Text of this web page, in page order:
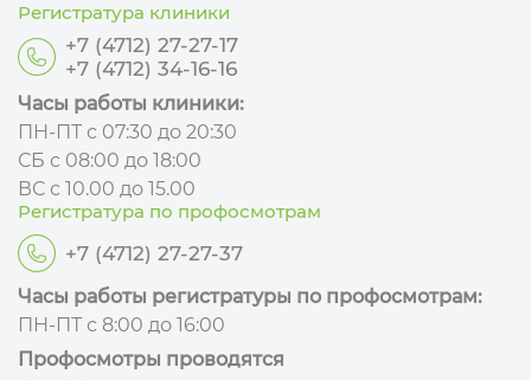
Регистратура клиники
+7 (4712) 27-27-17
+7 (4712) 34-16-16
Регистратура по профосмотрам
+7 (4712) 27-27-37
Часы работы клиники:
ПН-ПТ с 07:30 до 20:30
СБ с 08:00 до 18:00
ВС с 10.00 до 15.00
Часы работы регистратуры по профосмотрам:
ПН-ПТ с 8:00 до 16:00
Профосмотры проводятся